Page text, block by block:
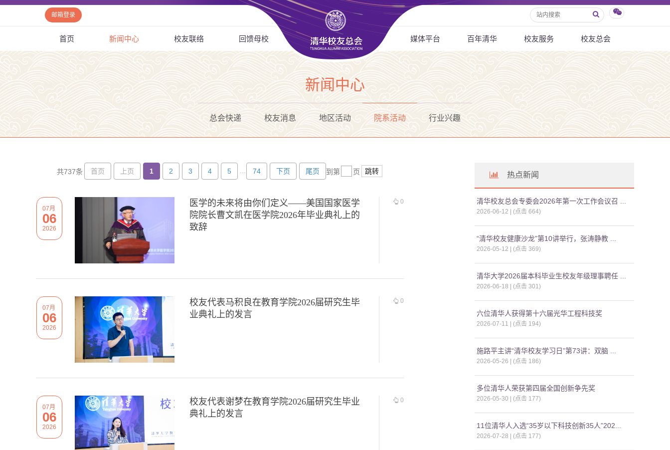
邮箱登录
首页 新闻中心 校友联络 回馈母校 媒体平台 百年清华 校友服务 校友总会
新闻中心
总会快递 校友消息 地区活动 院系活动 行业兴趣
共737条 首页 上页 1 2 3 4 5 74 下页 尾页 到第 页 跳转
07月
06
2026
医学的未来将由你们定义——美国国家医学
院院长曹文凯在医学院2026年毕业典礼上的
致辞
0
07月
06
2026
校友代表马积良在教育学院2026届研究生毕
业典礼上的发言
0
07月
06
2026
校友代表谢梦在教育学院2026届研究生毕业
典礼上的发言
0
热点新闻
清华校友总会专委会2026年第一次工作会议召 ...
2026-06-12 | (点击 664)
“清华校友健康沙龙”第10讲举行，张涛静教 ...
2026-05-12 | (点击 369)
清华大学2026届本科毕业生校友年级理事聘任 ...
2026-06-18 | (点击 301)
六位清华人获得第十六届光华工程科技奖
2026-07-11 | (点击 194)
施路平主讲“清华校友学习日”第73讲：双脑 ...
2026-05-26 | (点击 186)
多位清华人荣获第四届全国创新争先奖
2026-05-30 | (点击 177)
11位清华人入选“35岁以下科技创新35人”202...
2026-07-28 | (点击 177)